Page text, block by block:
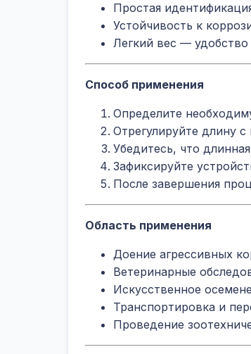
Простая
Устойчивость к
Легкий вес — удобство
Способ применения
Определите
Отрегулируйте длину
Убедитесь, что
Зафиксируйте
После завершения
Область применения
Доение агрессивных
Ветеринарные
Искусственное
Транспортировка и
Проведение